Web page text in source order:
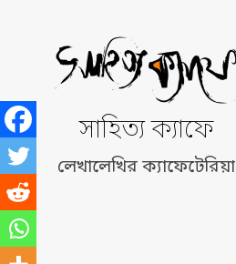
content
সাহিত্য ক্যাফে
লেখালেখির ক্যাফেটেরিয়া